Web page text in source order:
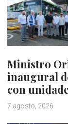
Ministro
inaugural
con
7 agosto, 2026